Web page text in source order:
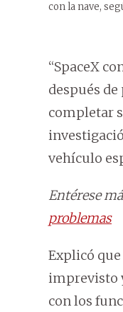
con la nave,
“SpaceX
después
completar
vehículo
Entérese
problemas
Explicó
imprevisto
con los